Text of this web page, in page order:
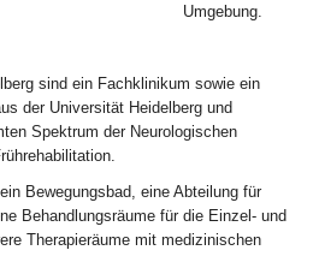
Umgebung.
sind ein Fachklinikum sowie ein
der Universität Heidelberg und
Spektrum der Neurologischen
Bewegungsbad, eine Abteilung für
Behandlungsräume für die Einzel- und
Therapieräume mit medizinischen